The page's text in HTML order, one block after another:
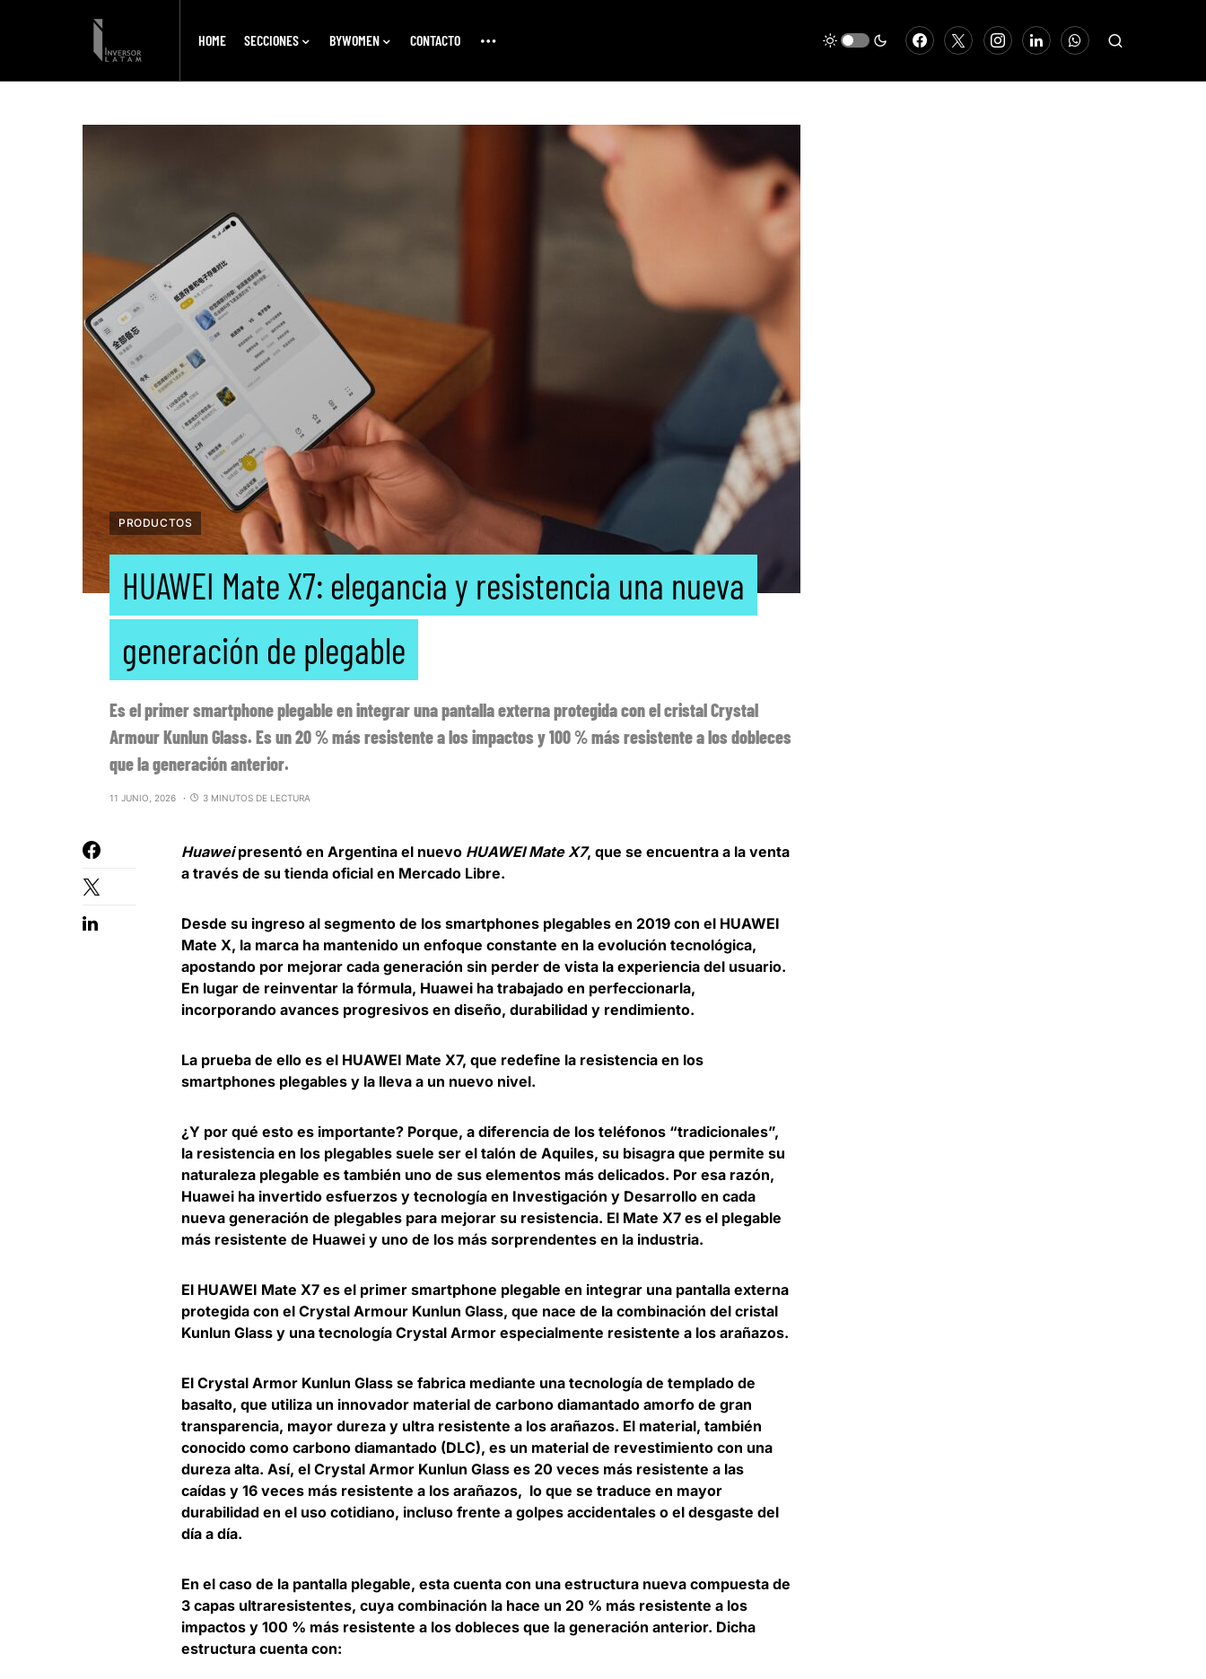
HOME SECCIONES BYWOMEN CONTACTO
PRODUCTOS
HUAWEI Mate X7: elegancia y resistencia una nueva
generación de plegable
Es el primer smartphone plegable en integrar una pantalla externa protegida con el cristal Crystal
Armour Kunlun Glass. Es un 20 % más resistente a los impactos y 100 % más resistente a los dobleces
que la generación anterior.
11 JUNIO, 2026 3 MINUTOS DE LECTURA
Huaweipresentó en Argentina el nuevo HUAWEI Mate X7, que se encuentra a la venta
a través de su tienda oficial en Mercado Libre.
Desde su ingreso al segmento de los smartphones plegables en 2019 con el HUAWEI
Mate X, la marca ha mantenido un enfoque constante en la evolución tecnológica,
apostando por mejorar cada generación sin perder de vista la experiencia del usuario.
En lugar de reinventar la fórmula, Huawei ha trabajado en perfeccionarla,
incorporando avances progresivos en diseño, durabilidad y rendimiento.
La prueba de ello es el HUAWEI Mate X7, que redefine la resistencia en los
smartphones plegables y la lleva a un nuevo nivel.
¿Y por qué esto es importante? Porque, a diferencia de los teléfonos “tradicionales”,
la resistencia en los plegables suele ser el talón de Aquiles, su bisagra que permite su
naturaleza plegable es también uno de sus elementos más delicados. Por esa razón,
Huawei ha invertido esfuerzos y tecnología en Investigación y Desarrollo en cada
nueva generación de plegables para mejorar su resistencia. El Mate X7 es el plegable
más resistente de Huawei y uno de los más sorprendentes en la industria.
El HUAWEI Mate X7 es el primer smartphone plegable en integrar una pantalla externa
protegida con el Crystal Armour Kunlun Glass, que nace de la combinación del cristal
Kunlun Glass y una tecnología Crystal Armor especialmente resistente a los arañazos.
El Crystal Armor Kunlun Glass se fabrica mediante una tecnología de templado de
basalto, que utiliza un innovador material de carbono diamantado amorfo de gran
transparencia, mayor dureza y ultra resistente a los arañazos. El material, también
conocido como carbono diamantado (DLC), es un material de revestimiento con una
dureza alta. Así, el Crystal Armor Kunlun Glass es 20 veces más resistente a las
caídas y 16 veces más resistente a los arañazos, lo que se traduce en mayor
durabilidad en el uso cotidiano, incluso frente a golpes accidentales o el desgaste del
día a día.
En el caso de la pantalla plegable, esta cuenta con una estructura nueva compuesta de
3 capas ultraresistentes, cuya combinación la hace un 20 % más resistente a los
impactos y 100 % más resistente a los dobleces que la generación anterior. Dicha
estructura cuenta con: